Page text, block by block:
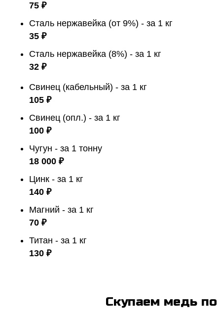
75 ₽
Сталь нержавейка (от 9%) - за 1 кг
35 ₽
Сталь нержавейка (8%) - за 1 кг
32 ₽
Свинец (кабельный) - за 1 кг
105 ₽
Свинец (опл.) - за 1 кг
100 ₽
Чугун - за 1 тонну
18 000 ₽
Цинк - за 1 кг
140 ₽
Магний - за 1 кг
70 ₽
Титан - за 1 кг
130 ₽
Скупаем медь